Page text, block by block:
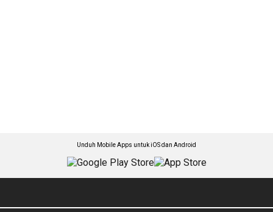
Unduh Mobile Apps untuk iOS dan Android